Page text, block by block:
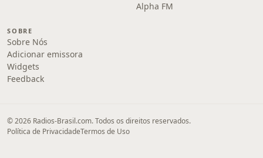
Alpha FM
SOBRE
Sobre Nós
Adicionar emissora
Widgets
Feedback
© 2026 Radios-Brasil.com. Todos os direitos reservados.
Política de PrivacidadeTermos de Uso